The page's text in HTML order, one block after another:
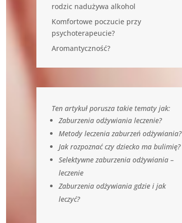
rodzic nadużywa alkohol
Komfortowe poczucie przy
psychoterapeucie?
Aromantyczność?
Ten artykuł porusza takie tematy jak:
Zaburzenia odżywiania leczenie?
Metody leczenia zaburzeń odżywiania?
Jak rozpoznać czy dziecko ma bulimię?
Selektywne zaburzenia odżywiania –
leczenie
Zaburzenia odżywiania gdzie i jak
leczyć?